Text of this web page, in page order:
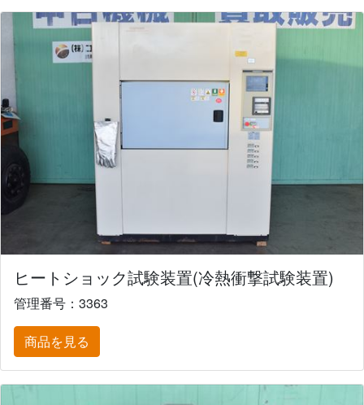
ヒートショック試験装置(冷熱衝撃試験装置)
管理番号：3363
商品を見る